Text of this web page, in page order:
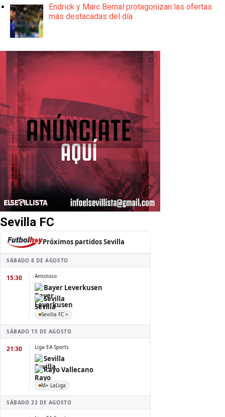
Endrick y Marc Bernal protagonizan las ofertas
más destacadas del día
Sevilla FC